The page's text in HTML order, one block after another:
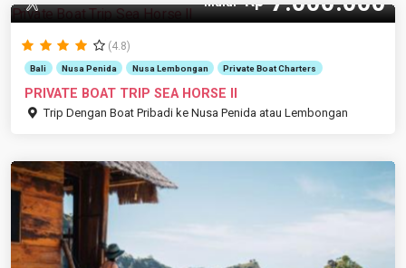
(4.8)
Bali Nusa Penida Nusa Lembongan Private Boat Charters
PRIVATE BOAT TRIP SEA HORSE II
Trip Dengan Boat Pribadi ke Nusa Penida atau Lembongan